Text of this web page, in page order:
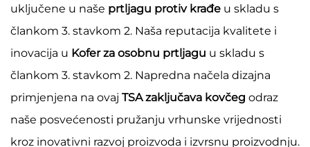
uključene u naše prtljagu protiv krađe u skladu s
člankom 3. stavkom 2. Naša reputacija kvalitete i
inovacija u Kofer za osobnu prtljagu u skladu s
člankom 3. stavkom 2. Napredna načela dizajna
primjenjena na ovaj TSA zaključava kovčeg odraz
naše posvećenosti pružanju vrhunske vrijednosti
kroz inovativni razvoj proizvoda i izvrsnu proizvodnju.